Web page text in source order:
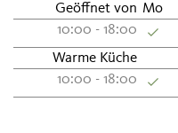
Geöffnet von Mo
10:00 - 18:00
Warme Küche
10:00 - 18:00